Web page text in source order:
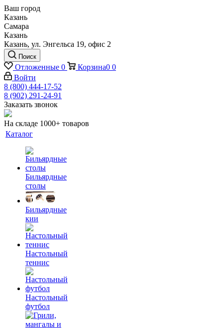
Ваш город
Казань
Самара
Казань
Казань, ул. Энгельса 19, офис 2
Поиск
Отложенные 0 Корзина0 0
Войти
8 (800) 444-17-52
8 (902) 291-24-91
Заказать звонок
На складе 1000+ товаров
Каталог
Бильярдные
столы
Бильярдные
кии
Настольный
теннис
Настольный
футбол